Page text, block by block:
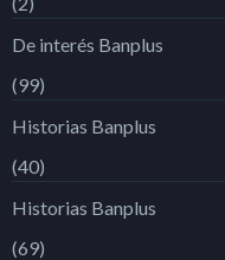
De interés Banplus
(99)
Historias Banplus
(40)
Historias Banplus
(69)